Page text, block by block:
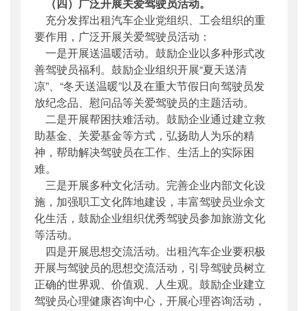
（四）广泛开展关爱驾驶员活动。
充分发挥出租汽车企业党组织、工会组织的重
要作用，广泛开展关爱驾驶员活动：
一是开展送温暖活动。鼓励企业以多种形式改
善驾驶员福利。鼓励企业组织开展“夏天送清
凉”、“冬天送温暖”以及在重大节假日向驾驶员发
放纪念品、慰问品等关爱驾驶员的主题活动。
二是开展帮困扶难活动。鼓励企业通过建立救
助基金、关爱基金等方式，弘扬助人为乐的精
神，帮助解决驾驶员在工作、生活上的实际困
难。
三是开展多种文化活动。完善企业内部文化设
施，加强职工文化阵地建设，丰富驾驶员业余文
化生活，鼓励企业组织优秀驾驶员参加旅游文化
等活动。
四是开展思想交流活动。出租汽车企业要积极
开展与驾驶员的思想交流活动，引导驾驶员树立
正确的世界观、价值观、人生观。鼓励企业建立
驾驶员心理健康咨询中心，开展心理咨询活动，